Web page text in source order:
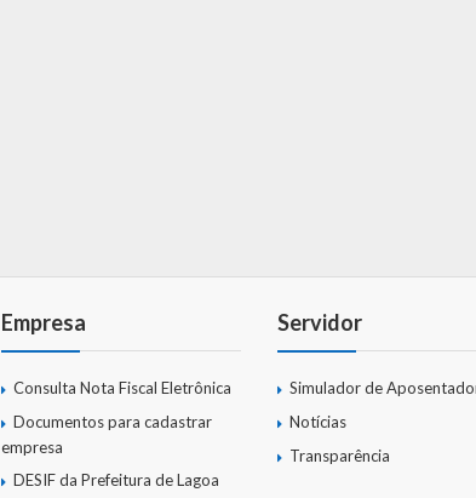
Empresa
Consulta Nota Fiscal Eletrônica
Documentos para cadastrar
empresa
DESIF da Prefeitura de Lagoa
Servidor
Simulador de
Notícias
Transparência